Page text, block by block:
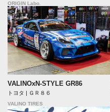
ORIGIN Labo.
VALINOxN-STYLE GR86
トヨタ | ＧＲ８６
VALINO TIRES